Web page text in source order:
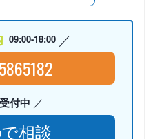
09:00-18:00
付中
相談